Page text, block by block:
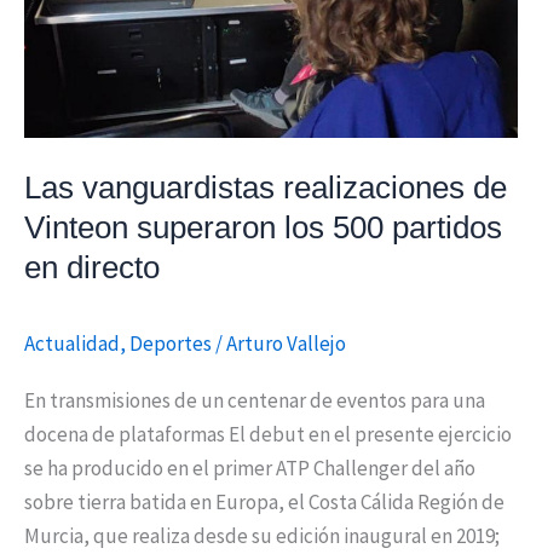
Las vanguardistas realizaciones de
Vinteon superaron los 500 partidos
en directo
Actualidad, Deportes /Arturo Vallejo
En transmisiones de un centenar de eventos para una
docena de plataformas El debut en el presente ejercicio
se ha producido en el primer ATP Challenger del año
sobre tierra batida en Europa, el Costa Cálida Región de
Murcia, que realiza desde su edición inaugural en 2019;
partidos